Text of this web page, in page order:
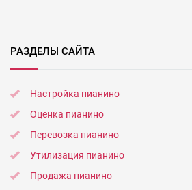
РАЗДЕЛЫ САЙТА
Настройка пианино
Оценка пианино
Перевозка пианино
Утилизация пианино
Продажа пианино